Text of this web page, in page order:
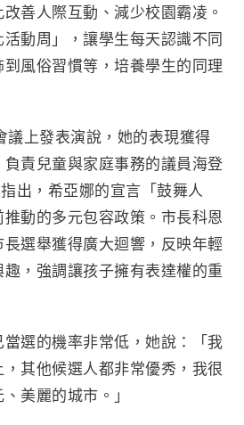
善人際互動、減少校園霸凌。
動周」，讓學生每天認識不同
風俗習慣等，培養學生的同理
議上發表演說，她的表現獲得
責兒童與家庭事務的議員海登
出，希亞娜的宣言「鼓舞人
動的多元包容政策。市長科恩
選舉獲得廣大迴響，反映年輕
，強調讓孩子擁有表達權的重
選的機率非常低，她說：「我
其他候選人都非常優秀，我很
美麗的城市。」